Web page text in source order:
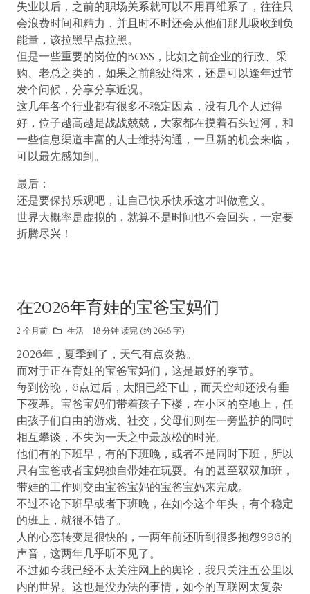
失业以后，之前的职场关系就可以不用再维系了，往往只
会浪费时间和精力，并且时不时还会从他们那儿吸收到负
能量，该拉黑早点拉黑。
但是一些重要的岗位的BOSS，比如之前企业的行政、采
购、老总之类的，如果之前能处得来，还是可以逢年过节
发个问候，分享分享近况。
这几年各个行业都有很多不稳定因素，没有几个人过得
好，位子越高越是战战兢兢，大家都在摸着石头过河，和
一些信息渠道丰富的人士维持沟通，一旦新的机会来临，
可以最先感知到。
最后：
还是要保持乐观吧，让自己快乐快乐这才叫做意义。
世界大概率是虚拟的，就算不是时间也不会回头，一定要
折腾尽兴！
在2026年育娃的宝爸宝妈们
2 个月前 生活 18 分钟 读完 (约 2648 字)
2026年，夏季到了，天气有点炎热。
而对于正在育娃的宝爸宝妈们，这是最好的季节。
每到傍晚，6点过后，太阳已经下山，而天空却还没有垂
下夜幕。宝爸宝妈们带着孩子下楼，在小区的空地上，任
由孩子们自由的游戏、社交，父母们则在一旁监护的同时
相互攀谈，不失为一天之中最放松的时光。
他们有的下班早，有的下班晚，或者不是同时下班，所以
只有宝爸或者宝妈独自带娃在玩耍。有的甚至双双加班，
带娃的工作则交由宝爸宝妈的宝爸宝妈来完成。
不过不论下班早或者下班晚，在如今这个年头，有个稳定
的班上，就很不错了。
人的心态转变是很快的，一两年前还听到很多抱怨996的
声音，这两年几乎听不见了。
不过如今我已经不太关注网上的舆论，我只关注五公里以
内的世界。这也是没办法的事情，如今的互联网太复杂